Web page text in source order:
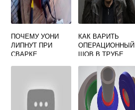
ПОЧЕМУ УОНИ
ЛИПНУТ ПРИ
СВАРКЕ
КАК ВАРИТЬ
ОПЕРАЦИОННЫЙ
ШОВ В ТРУБЕ